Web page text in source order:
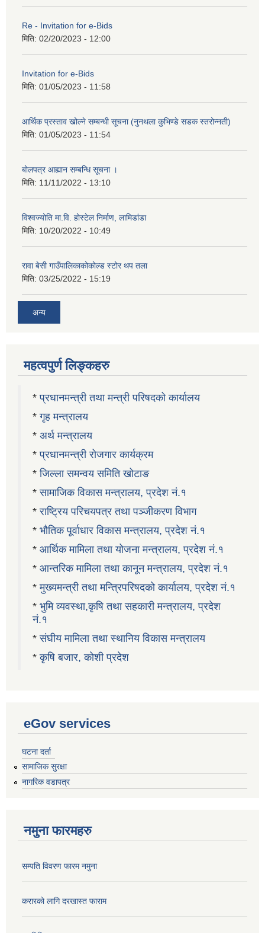
Re - Invitation for e-Bids
मिति: 02/20/2023 - 12:00
Invitation for e-Bids
मिति: 01/05/2023 - 11:58
आर्थिक प्रस्ताव खोल्ने सम्बन्धी सूचना (नुनथला कुभिण्डे सडक स्तरोन्नती)
मिति: 01/05/2023 - 11:54
बोलपत्र आह्यान सम्बन्धि सूचना ।
मिति: 11/11/2022 - 13:10
विश्वज्योति मा.वि. होस्टेल निर्माण, लामिडांडा
मिति: 10/20/2022 - 10:49
रावा बेसी गाउँपालिकाकोकोल्ड स्टोर थप तला
मिति: 03/25/2022 - 15:19
अन्य
महत्वपुर्ण लिङ्कहरु
*प्रधानमन्त्री तथा मन्त्री परिषदको कार्यालय
*गृह मन्त्रालय
* अर्थ मन्त्रालय
*प्रधानमन्त्री रोजगार कार्यक्रम
*जिल्ला समन्वय समिति खोटाङ
*सामाजिक विकास मन्त्रालय, प्रदेश नं.१
*राष्ट्रिय परिचयपत्र तथा पञ्जीकरण विभाग
* भौतिक पूर्वाधार विकास मन्त्रालय, प्रदेश नं.१
* आर्थिक मामिला तथा योजना मन्त्रालय, प्रदेश नं.१
* आन्तरिक मामिला तथा कानून मन्त्रालय, प्रदेश नं.१
*मुख्यमन्त्री तथा मन्त्रिपरिषदको कार्यालय, प्रदेश नं.१
* भुमि व्यवस्था,कृषि तथा सहकारी मन्त्रालय, प्रदेश
नं.१
*संघीय मामिला तथा स्थानिय विकास मन्त्रालय
*कृषि बजार, कोशी प्रदेश
eGov services
घटना दर्ता
सामाजिक सुरक्षा
नागरिक वडापत्र
नमुना फारमहरु
सम्पति विवरण फारम नमुना
करारको लागि दरखास्त फाराम